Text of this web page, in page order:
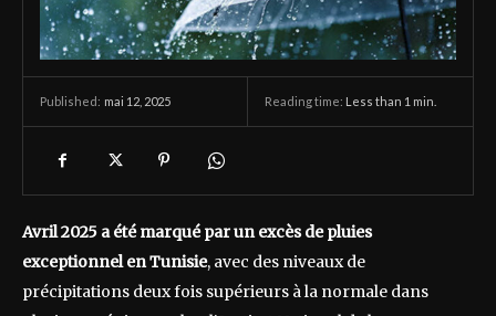
Published: mai 12, 2025 Reading time: Less than 1 min.
Avril 2025 a été marqué par un excès de pluies
exceptionnel en Tunisie, avec des niveaux de
précipitations deux fois supérieurs à la normale dans